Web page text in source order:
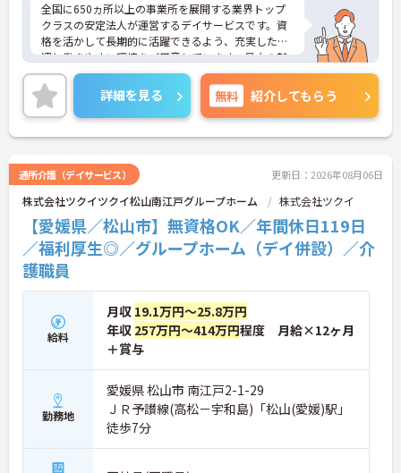
全国に650ヵ所以上の事業所を展開する業界トップ
クラスの安定法人が運営するデイサービスです。資
格を活かして長期的に活躍できるよう、充実した待
遇と働きやすい環境をご用意しています。最大の魅
力は夜勤なしの日勤のみで年間休日は119日しっか
り確保できる点にあります。毎月付与されるリフレ
ッシュ休暇を利用して連休の取得も可能です。ま
た、子育てサポート企業として「くるみん認定」を
取得しており、こども休暇や充実した扶養手当など
入社後1年間は専用のチューターがつき手厚くフォ
ローするため、新しい環境への不安を軽減できま
す。最大185万円の賞与支給の実績や、宿泊費補助
等の独自の福利厚生制度も備わっており、有資格者
の方がご自身の個性を大切にしながらやりがいを持
って働き続けられるおすすめの職場です。
★おすすめPOINT★
をつけて働ける環境です】
・身体への負担が少ない夜勤なしの勤務で年間休日
119日がしっかりと確保されています
・子育てサポート企業として「くるみん認定」を取
得しており未就学児向けのこども休暇など支援体制
【賞与実績最大185万円◎大手法人ならではの手厚
詳細を見る 無料 紹介してもらう
通所介護（デイサービス） 更新日：2026年08月06日
株式会社ツクイツクイ松山南江戸グループホーム 株式会社ツクイ
【愛媛県／松山市】無資格OK／年間休日119日
／福利厚生◎／グループホーム（デイ併設）／介
護職員
給料
月収 19.1万円～25.8万円
年収 257万円～414万円程度 月給×12ヶ月
＋賞与
勤務地
愛媛県 松山市 南江戸2-1-29
ＪＲ予讃線(高松－宇和島)「松山(愛媛)駅」
徒歩7分